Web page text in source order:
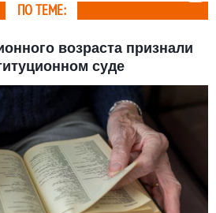
ПО ТЕМЕ:
возраста признали
суде